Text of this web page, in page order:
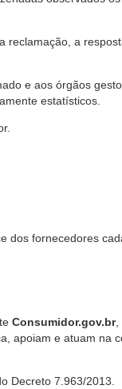
reclamação, a
e aos órgãos
estatísticos.
dos fornecedores
Consumidor.gov.br,
apoiam e atuam na
Decreto 7.963/2013.